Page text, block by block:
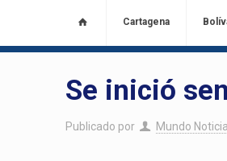
Cartagena
Se inició
Publicado por Mundo